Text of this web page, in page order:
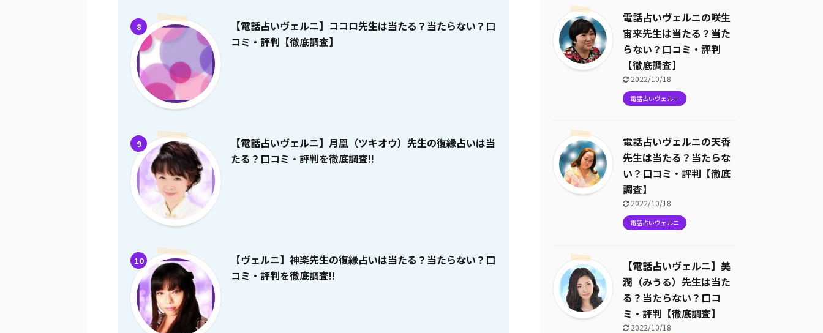
8
【電話占いヴェルニ】ココロ先生は当たる？当たらない？口
コミ・評判【徹底調査】
9
【電話占いヴェルニ】月凰（ツキオウ）先生の復縁占いは当
たる？口コミ・評判を徹底調査!!
10
【ヴェルニ】神楽先生の復縁占いは当たる？当たらない？口
コミ・評判を徹底調査!!
電話占いヴェルニの咲生
宙来先生は当たる？当た
らない？口コミ・評判
【徹底調査】
2022/10/18
電話占いヴェルニ
電話占いヴェルニの天香
先生は当たる？当たらな
い？口コミ・評判【徹底
調査】
2022/10/18
電話占いヴェルニ
【電話占いヴェルニ】美
潤（みうる）先生は当た
る？当たらない？口コ
ミ・評判【徹底調査】
2022/10/18